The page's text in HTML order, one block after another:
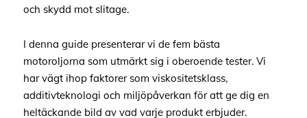
och skydd mot slitage.
I denna guide presenterar vi de fem bästa
motoroljorna som utmärkt sig i oberoende tester. Vi
har vägt ihop faktorer som viskositetsklass,
additivteknologi och miljöpåverkan för att ge dig en
heltäckande bild av vad varje produkt erbjuder.